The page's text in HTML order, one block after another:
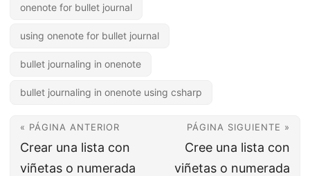
onenote for bullet journal
using onenote for bullet journal
bullet journaling in onenote
bullet journaling in onenote using csharp
« PÁGINA ANTERIOR
Crear una lista con
viñetas o numerada
PÁGINA SIGUIENTE »
Cree una lista con
viñetas o numerada